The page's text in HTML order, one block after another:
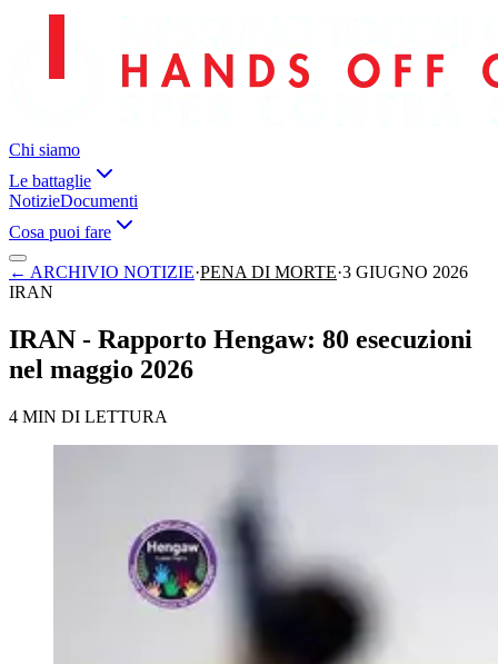
Chi siamo
Le battaglie
NotizieDocumenti
Cosa puoi fare
← ARCHIVIO NOTIZIE·PENA DI MORTE·3 GIUGNO 2026
IRAN
IRAN - Rapporto Hengaw: 80 esecuzioni
nel maggio 2026
4 MIN DI LETTURA